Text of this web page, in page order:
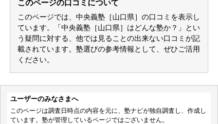
おり、子どもが落ちこぼれずに参加できて良かった。
塾の周りの環境
施設が大通りに面しているので、帰宅時も暗くなくて安心だ
塾内の環境
教務室とパーテーションで隔てられた自習スペースがあり、
先生方に質問しやすい点が良かった。
このページの口コミについて
このページでは、中央義塾［山口県］の口コミを表示し
ています。「中央義塾［山口県］はどんな塾か？」とい
う疑問に対する、他では見ることの出来ない口コミが記
載されています。塾選びの参考情報として、ぜひご活用
ください。
ユーザーのみなさまへ
このページは調査日時点の内容を元に、塾ナビが独自調査し、作成し
ています。塾が管理しているページではございません。